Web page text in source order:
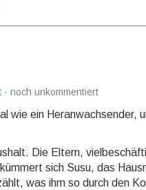
· noch unkommentiert
wie ein
Die Eltern,
sich Susu, das
was ihm so durch den